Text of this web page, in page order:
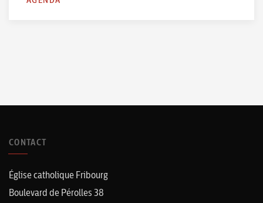
CONTACT
Église catholique Fribourg
Boulevard de Pérolles 38